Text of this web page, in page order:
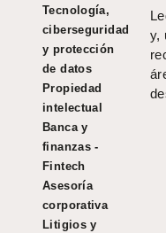
Tecnología,
ciberseguridad
y protección
de datos
Propiedad
intelectual
Banca y
finanzas -
Fintech
Asesoría
corporativa
Litigios y
y,